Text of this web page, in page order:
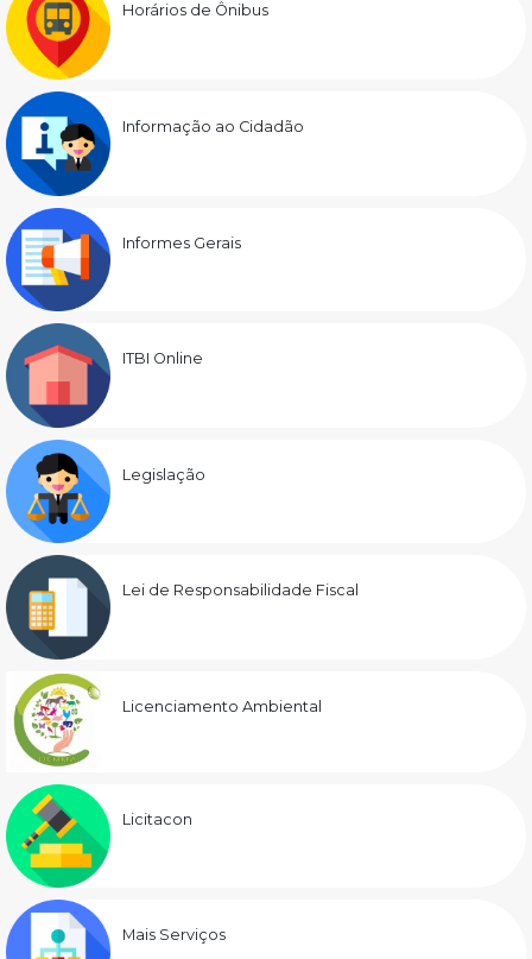
Horários de Ônibus
Informação ao Cidadão
Informes Gerais
ITBI Online
Legislação
Lei de Responsabilidade Fiscal
Licenciamento Ambiental
Licitacon
Mais Serviços